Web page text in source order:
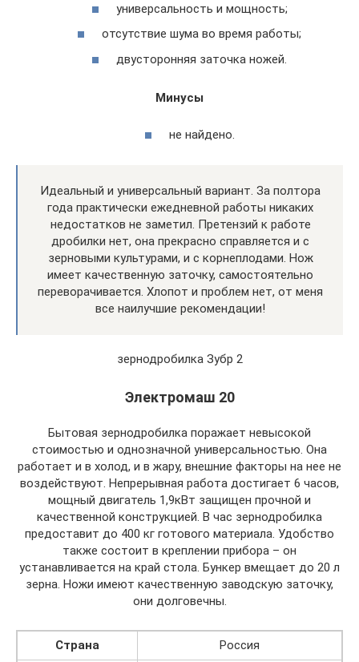
универсальность и мощность;
отсутствие шума во время работы;
двусторонняя заточка ножей.
Минусы
не найдено.
Идеальный и универсальный вариант. За полтора
года практически ежедневной работы никаких
недостатков не заметил. Претензий к работе
дробилки нет, она прекрасно справляется и с
зерновыми культурами, и с корнеплодами. Нож
имеет качественную заточку, самостоятельно
переворачивается. Хлопот и проблем нет, от меня
все наилучшие рекомендации!
зернодробилка Зубр 2
Электромаш 20
Бытовая зернодробилка поражает невысокой
стоимостью и однозначной универсальностью. Она
работает и в холод, и в жару, внешние факторы на нее не
воздействуют. Непрерывная работа достигает 6 часов,
мощный двигатель 1,9кВт защищен прочной и
качественной конструкцией. В час зернодробилка
предоставит до 400 кг готового материала. Удобство
также состоит в креплении прибора – он
устанавливается на край стола. Бункер вмещает до 20 л
зерна. Ножи имеют качественную заводскую заточку,
они долговечны.
Страна Россия